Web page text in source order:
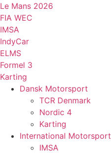
Videre
til
indhold
Le Mans 2026
FIA WEC
IMSA
IndyCar
ELMS
Formel 3
Karting
Dansk Motorsport
TCR Denmark
Nordic 4
Karting
International Motorsport
IMSA